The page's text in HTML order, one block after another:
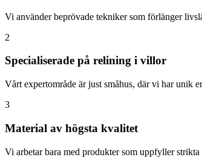
Vi använder beprövade tekniker som förlänger
2
Specialiserade på relining i villor
Vårt expertområde är just småhus, där vi har unik
3
Material av högsta kvalitet
Vi arbetar bara med produkter som uppfyller